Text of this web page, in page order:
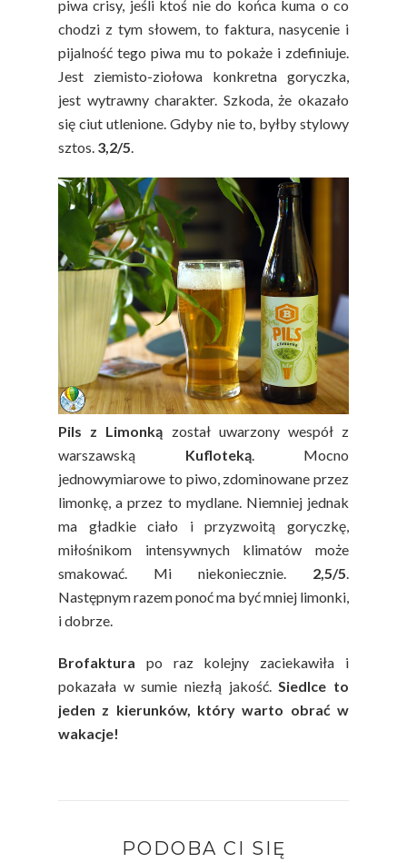
piwa crisy, jeśli ktoś nie do końca kuma o co
chodzi z tym słowem, to faktura, nasycenie i
pijalność tego piwa mu to pokaże i zdefiniuje.
Jest ziemisto-ziołowa konkretna goryczka,
jest wytrawny charakter. Szkoda, że okazało
się ciut utlenione. Gdyby nie to, byłby stylowy
sztos. 3,2/5.
Pils z Limonką został uwarzony wespół z
warszawską Kufloteką. Mocno
jednowymiarowe to piwo, zdominowane przez
limonkę, a przez to mydlane. Niemniej jednak
ma gładkie ciało i przyzwoitą goryczkę,
miłośnikom intensywnych klimatów może
smakować. Mi niekoniecznie. 2,5/5.
Następnym razem ponoć ma być mniej limonki,
i dobrze.
Brofaktura po raz kolejny zaciekawiła i
pokazała w sumie niezłą jakość.Siedlce to
jeden z kierunków, który warto obrać w
wakacje!
PODOBA CI SIĘ